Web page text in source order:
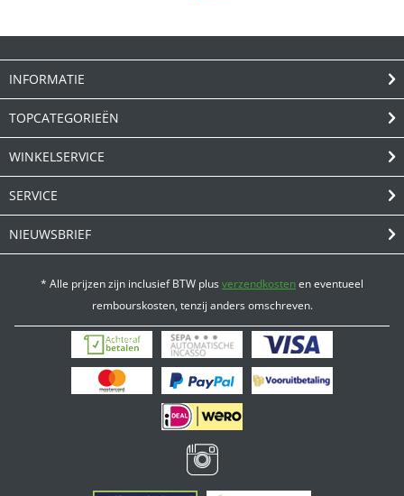
INFORMATIE
TOPCATEGORIEËN
WINKELSERVICE
SERVICE
NIEUWSBRIEF
* Alle prijzen zijn inclusief BTW plusverzendkostenen eventueel
rembourskosten, tenzij anders omschreven.